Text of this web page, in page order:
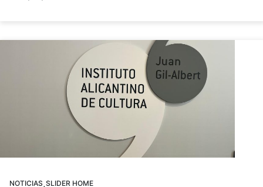
NOTICIAS,SLIDER HOME